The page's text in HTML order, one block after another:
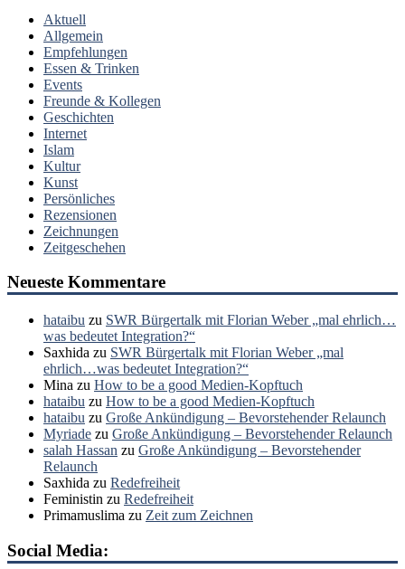
Aktuell
Allgemein
Empfehlungen
Essen & Trinken
Events
Freunde & Kollegen
Geschichten
Internet
Islam
Kultur
Kunst
Persönliches
Rezensionen
Zeichnungen
Zeitgeschehen
Neueste Kommentare
hataibu zu SWR Bürgertalk mit Florian Weber „mal ehrlich…
was bedeutet Integration?“
Saxhida zu SWR Bürgertalk mit Florian Weber „mal
ehrlich…was bedeutet Integration?“
Mina zu How to be a good Medien-Kopftuch
hataibu zu How to be a good Medien-Kopftuch
hataibu zu Große Ankündigung – Bevorstehender Relaunch
Myriade zu Große Ankündigung – Bevorstehender Relaunch
salah Hassan zu Große Ankündigung – Bevorstehender
Relaunch
Saxhida zu Redefreiheit
Feministin zu Redefreiheit
Primamuslima zu Zeit zum Zeichnen
Social Media: